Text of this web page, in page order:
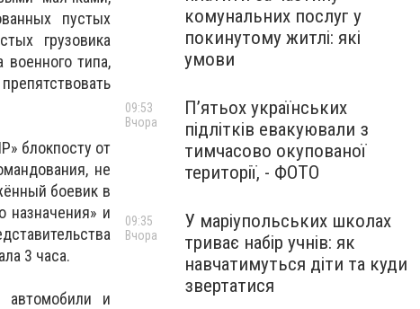
пустых
грузовика
типа,
блокпосту от
не
боевик в
назначения» и
3 часа.
автомобили и
комунальних послуг у
покинутому житлі: які
умови
П’ятьох українських
підлітків евакуювали з
тимчасово окупованої
території, - ФОТО
09:53
Вчора
У маріупольських школах
триває набір учнів: як
навчатимуться діти та куди
звертатися
09:35
Вчора